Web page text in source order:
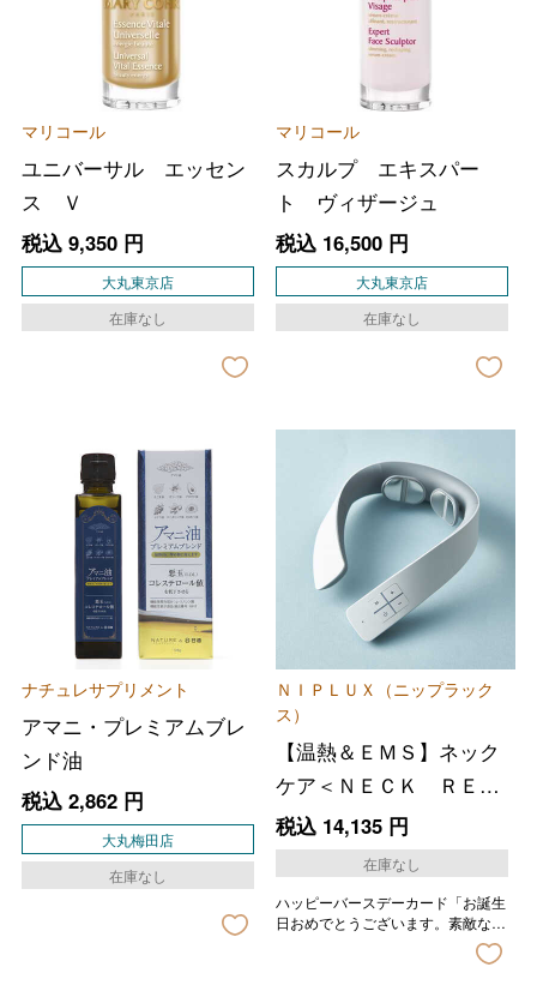
マリコール
ユニバーサル エッセン
ス Ｖ
税込 9,350円
大丸東京店
在庫なし
マリコール
スカルプ エキスパー
ト ヴィザージュ
税込 16,500円
大丸東京店
在庫なし
ナチュレサプリメント
アマニ・プレミアムブレ
ンド油
税込 2,862円
大丸梅田店
在庫なし
ＮＩＰＬＵＸ（ニップラック
ス）
【温熱＆ＥＭＳ】ネック
ケア＜ＮＥＣＫ ＲＥＬ
ＡＸ １Ｓ＞
税込 14,135円
在庫なし
ハッピーバースデーカード「お誕生
日おめでとうございます。素敵な一
年になりますように。」の印字が入